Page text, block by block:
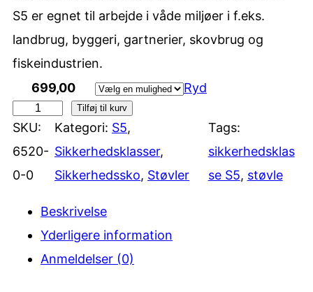
S5 er egnet til arbejde i våde miljøer i f.eks.
landbrug, byggeri, gartnerier, skovbrug og
fiskeindustrien.
699,00
Ryd
e
X
X
Tilføj til kurv
SKU:
6520-
0-0
Kategori: S5
Sikkerhedsklasser
Sikkerhedssko, Støvler
Tags:
sikkerhedsklas
se S5, støvle
Beskrivelse
Yderligere information
Anmeldelser (0)